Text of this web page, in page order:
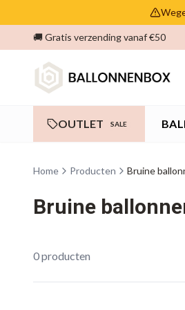
🚚 Gratis verzending vanaf €50
OUTLET SALE
Home Producten Bruine
Bruine
0producten